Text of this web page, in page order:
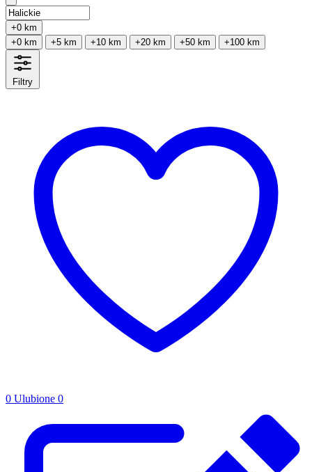
+0 km
+0 km
+5 km +10 km +20 km +50 km +100 km
Filtry
0 Ulubione 0